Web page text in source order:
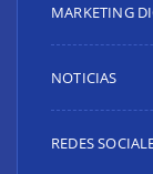
MARKETING
NOTICIAS
REDES